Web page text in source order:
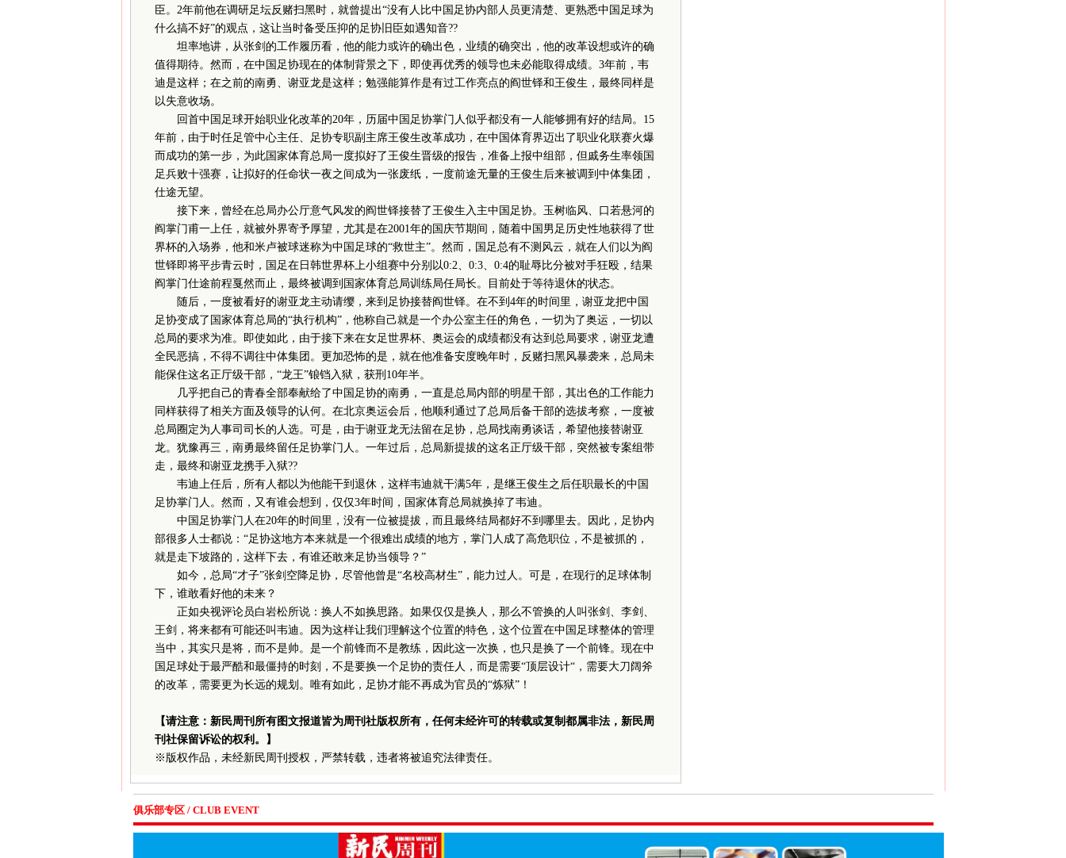
臣。2年前他在调研足坛反赌扫黑时，就曾提出“没有人比中国足协内部人员更清楚、更熟悉中国足球为
什么搞不好”的观点，这让当时备受压抑的足协旧臣如遇知音??
坦率地讲，从张剑的工作履历看，他的能力或许的确出色，业绩的确突出，他的改革设想或许的确
值得期待。然而，在中国足协现在的体制背景之下，即使再优秀的领导也未必能取得成绩。3年前，韦
迪是这样；在之前的南勇、谢亚龙是这样；勉强能算作是有过工作亮点的阎世铎和王俊生，最终同样是
以失意收场。
回首中国足球开始职业化改革的20年，历届中国足协掌门人似乎都没有一人能够拥有好的结局。15
年前，由于时任足管中心主任、足协专职副主席王俊生改革成功，在中国体育界迈出了职业化联赛火爆
而成功的第一步，为此国家体育总局一度拟好了王俊生晋级的报告，准备上报中组部，但戚务生率领国
足兵败十强赛，让拟好的任命状一夜之间成为一张废纸，一度前途无量的王俊生后来被调到中体集团，
仕途无望。
接下来，曾经在总局办公厅意气风发的阎世铎接替了王俊生入主中国足协。玉树临风、口若悬河的
阎掌门甫一上任，就被外界寄予厚望，尤其是在2001年的国庆节期间，随着中国男足历史性地获得了世
界杯的入场券，他和米卢被球迷称为中国足球的“救世主”。然而，国足总有不测风云，就在人们以为阎
世铎即将平步青云时，国足在日韩世界杯上小组赛中分别以0:2、0:3、0:4的耻辱比分被对手狂殴，结果
阎掌门仕途前程戛然而止，最终被调到国家体育总局训练局任局长。目前处于等待退休的状态。
随后，一度被看好的谢亚龙主动请缨，来到足协接替阎世铎。在不到4年的时间里，谢亚龙把中国
足协变成了国家体育总局的“执行机构”，他称自己就是一个办公室主任的角色，一切为了奥运，一切以
总局的要求为准。即使如此，由于接下来在女足世界杯、奥运会的成绩都没有达到总局要求，谢亚龙遭
全民恶搞，不得不调往中体集团。更加恐怖的是，就在他准备安度晚年时，反赌扫黑风暴袭来，总局未
能保住这名正厅级干部，“龙王”锒铛入狱，获刑10年半。
几乎把自己的青春全部奉献给了中国足协的南勇，一直是总局内部的明星干部，其出色的工作能力
同样获得了相关方面及领导的认何。在北京奥运会后，他顺利通过了总局后备干部的选拔考察，一度被
总局圈定为人事司司长的人选。可是，由于谢亚龙无法留在足协，总局找南勇谈话，希望他接替谢亚
龙。犹豫再三，南勇最终留任足协掌门人。一年过后，总局新提拔的这名正厅级干部，突然被专案组带
走，最终和谢亚龙携手入狱??
韦迪上任后，所有人都以为他能干到退休，这样韦迪就干满5年，是继王俊生之后任职最长的中国
足协掌门人。然而，又有谁会想到，仅仅3年时间，国家体育总局就换掉了韦迪。
中国足协掌门人在20年的时间里，没有一位被提拔，而且最终结局都好不到哪里去。因此，足协内
部很多人士都说：“足协这地方本来就是一个很难出成绩的地方，掌门人成了高危职位，不是被抓的，
就是走下坡路的，这样下去，有谁还敢来足协当领导？”
如今，总局“才子”张剑空降足协，尽管他曾是“名校高材生”，能力过人。可是，在现行的足球体制
下，谁敢看好他的未来？
正如央视评论员白岩松所说：换人不如换思路。如果仅仅是换人，那么不管换的人叫张剑、李剑、
王剑，将来都有可能还叫韦迪。因为这样让我们理解这个位置的特色，这个位置在中国足球整体的管理
当中，其实只是将，而不是帅。是一个前锋而不是教练，因此这一次换，也只是换了一个前锋。现在中
国足球处于最严酷和最僵持的时刻，不是要换一个足协的责任人，而是需要“顶层设计“，需要大刀阔斧
的改革，需要更为长远的规划。唯有如此，足协才能不再成为官员的“炼狱”！
【请注意：新民周刊所有图文报道皆为周刊社版权所有，任何未经许可的转载或复制都属非法，新民周
刊社保留诉讼的权利。】
※ 版权作品，未经新民周刊授权，严禁转载，违者将被追究法律责任。
俱乐部专区 / CLUB EVENT